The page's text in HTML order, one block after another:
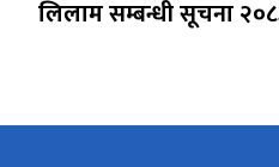
लिलाम सम्बन्धी सूचना